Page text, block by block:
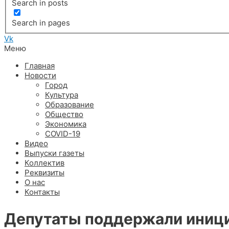
Search in posts
Search in pages
Vk
Меню
Главная
Новости
Город
Культура
Образование
Общество
Экономика
COVID-19
Видео
Выпуски газеты
Коллектив
Реквизиты
О нас
Контакты
Депутаты поддержали